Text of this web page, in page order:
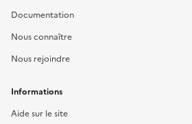
Documentation
Nous connaître
Nous rejoindre
Informations
Aide sur le site